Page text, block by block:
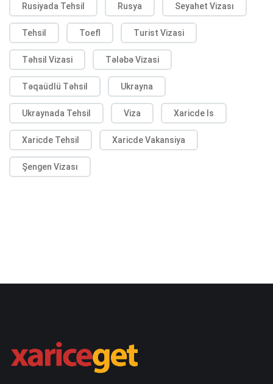
Rusiyada Tehsil Rusya Seyahet Vizası
Tehsil Toefl Turist Vizasi
Təhsil Vizasi Tələbə Vizasi
Təqaüdlü Təhsil Ukrayna
Ukraynada Tehsil Viza Xaricde Is
Xaricde Tehsil Xaricde Vakansiya
Şengen Vizası